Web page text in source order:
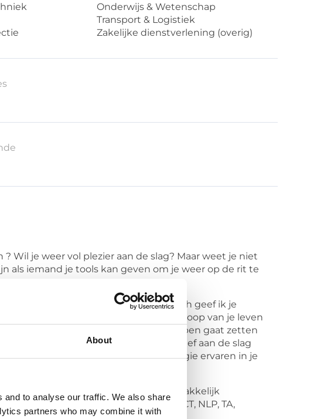
About
to analyse our traffic. We also share
partners who may combine it with
Onderwijs & Wetenschap
Transport & Logistiek
Zakelijke dienstverlening (overig)
Wil je weer vol plezier aan de slag? Maar weet je niet
als iemand je tools kan geven om je weer op de rit te
Als Senior gecertificeerd coach geef ik je
en overtuigingen heb je in de loop van je leven
daar waar het wringt, zodat je stappen gaat zetten
leven en vol vitaliteit en perspectief aan de slag
aantal coachsessies zal je eigen regie ervaren in je
bus stopt bijna voor de deur) en makkelijk
ontwikkeling door inzet van ACT, NLP, TA,